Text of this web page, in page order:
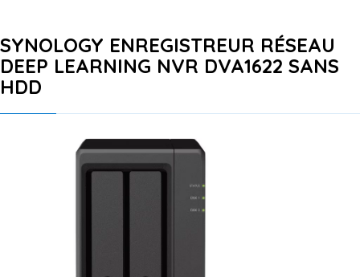
SYNOLOGY ENREGISTREUR RÉSEAU
DEEP LEARNING NVR DVA1622 SANS
HDD